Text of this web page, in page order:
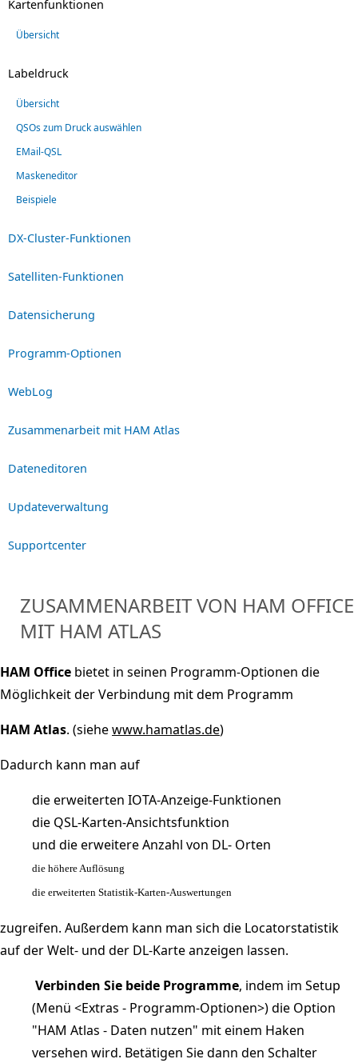
Kartenfunktionen
Übersicht
Labeldruck
Übersicht
QSOs zum Druck auswählen
EMail-QSL
Maskeneditor
Beispiele
DX-Cluster-Funktionen
Satelliten-Funktionen
Datensicherung
Programm-Optionen
WebLog
Zusammenarbeit mit HAM Atlas
Dateneditoren
Updateverwaltung
Supportcenter
ZUSAMMENARBEIT VON HAM OFFICE
MIT HAM ATLAS
HAM Office bietet in seinen Programm-Optionen die
Möglichkeit der Verbindung mit dem Programm
HAM Atlas. (siehewww.hamatlas.de)
Dadurch kann man auf
die erweiterten IOTA-Anzeige-Funktionen
die QSL-Karten-Ansichtsfunktion
und die erweitere Anzahl von DL- Orten
die höhere Auflösung
die erweiterten Statistik-Karten-Auswertungen
zugreifen. Außerdem kann man sich die Locatorstatistik
auf der Welt- und der DL-Karte anzeigen lassen.
Verbinden Sie beide Programme, indem im Setup
(Menü <Extras - Programm-Optionen>) die Option
"HAM Atlas - Daten nutzen" mit einem Haken
versehen wird. Betätigen Sie dann den Schalter